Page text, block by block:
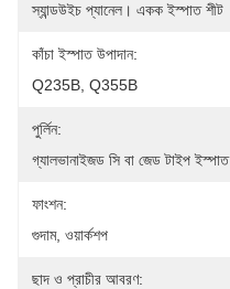
স্যান্ডউইচ প্যানেল। একক ইস্পাত শীট
কাঁচা ইস্পাত উপাদান:
Q235B, Q355B
পুর্লিন:
গ্যালভানাইজড সি বা জেড টাইপ ইস্পাত
ফাংশন:
গুদাম, ওয়ার্কশপ
ছাদ ও প্রাচীর আবরণ: